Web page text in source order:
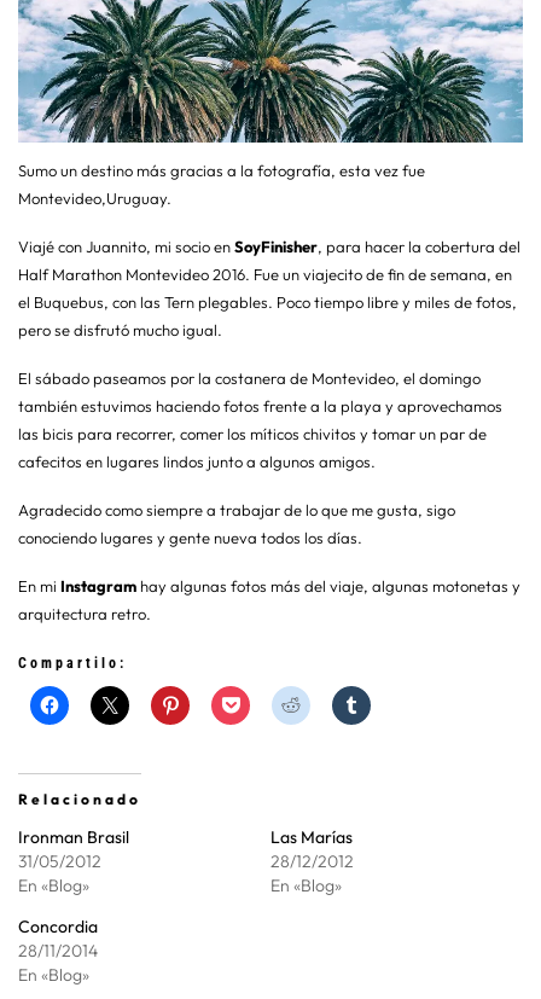
Sumo un destino más gracias a la fotografía, esta vez fue
Montevideo,Uruguay.
Viajé con Juannito, mi socio enSoyFinisher, para hacer la cobertura del
Half Marathon Montevideo 2016. Fue un viajecito de fin de semana, en
el Buquebus, con las Tern plegables. Poco tiempo libre y miles de fotos,
pero se disfrutó mucho igual.
El sábado paseamos por la costanera de Montevideo, el domingo
también estuvimos haciendo fotos frente a la playa y aprovechamos
las bicis para recorrer, comer los míticos chivitos y tomar un par de
cafecitos en lugares lindos junto a algunos amigos.
Agradecido como siempre a trabajar de lo que me gusta, sigo
conociendo lugares y gente nueva todos los días.
En mi Instagram hay algunas fotos más del viaje, algunas motonetas y
arquitectura retro.
Compartilo:
Relacionado
Ironman Brasil
31/05/2012
En «Blog»
Las Marías
28/12/2012
En «Blog»
Concordia
28/11/2014
En «Blog»